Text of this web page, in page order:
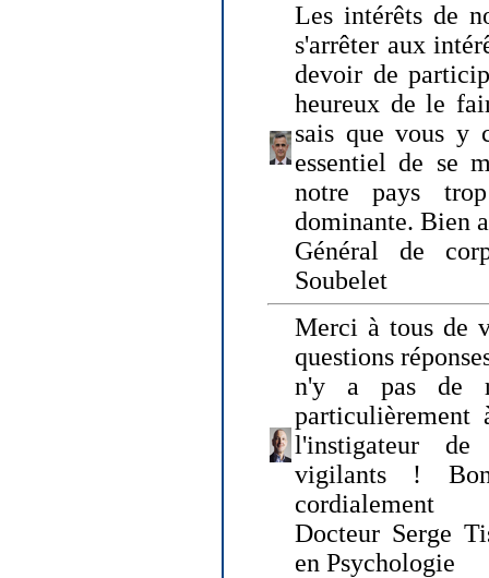
Les intérêts de
s'arrêter aux
devoir de
heureux de le
sais que vous y
essentiel de se
notre pays
dominante. Bien
Général de
Soubelet
Merci à tous de
questions
n'y a pas de
l'instigateur de
vigilants !
cordialement
Docteur Serge
en Psychologie